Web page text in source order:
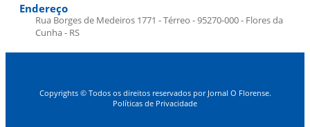
Endereço
Rua Borges de Medeiros 1771 - Térreo - 95270-000 - Flores da
Cunha - RS
Copyrights © Todos os direitos reservados por Jornal O Florense.
Políticas de Privacidade